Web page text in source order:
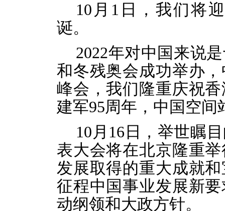
10月1日，我们将
诞。
2022年对中国来说
和冬残奥会成功举办
峰会，我们隆重庆祝
建军95周年，中国空间
10月16日，举世瞩
表大会将在北京隆重
发展取得的重大成就
征程中国事业发展新
动纲领和大政方针。